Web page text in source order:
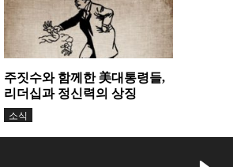
주짓수와 함께한 美대통령들,
리더십과 정신력의 상징
소식